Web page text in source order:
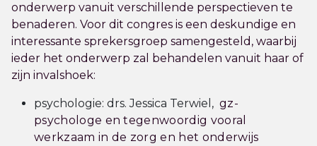
onderwerp vanuit verschillende perspectieven te
benaderen. Voor dit congres is een deskundige en
interessante sprekersgroep samengesteld, waarbij
ieder het onderwerp zal behandelen vanuit haar of
zijn invalshoek:
psychologie: drs. Jessica Terwiel, gz-
psychologe en tegenwoordig vooral
werkzaam in de zorg en het onderwijs